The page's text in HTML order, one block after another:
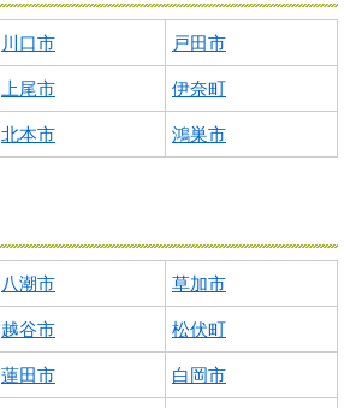
川口市 戸田市
上尾市 伊奈町
北本市 鴻巣市
八潮市 草加市
越谷市 松伏町
蓮田市 白岡市